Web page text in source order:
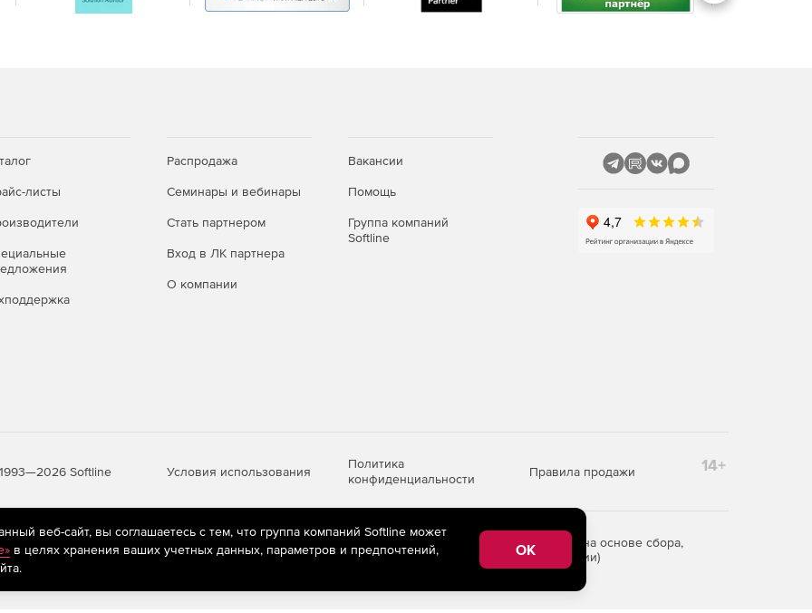
базами данных.
прав доступа;
моделей и документов;
Studio 7
ISO 9001, CMMI, Lean, Six Sigma и других
доступной для всех уровней управления.
документации и анализ за счёт встроенных
листы
Распродажа
Семинары и вебинары
Стать партнером
Вход в ЛК партнера
О компании
Вакансии
Помощь
Группа компаний
Softline
Softline Условия использования
Политика
конфиденциальности
Правила продажи 14+
рекомендательные технологии
(информационные технологии предоставления информации на основе сбора,
пользователей сети «Интернет», находящихся на территории Российской Федерации)
веб-сайт, вы соглашаетесь с тем, что группа компаний Softline может
в целях хранения ваших учетных данных, параметров и предпочтений,
OK